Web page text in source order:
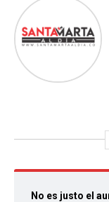
No es justo el